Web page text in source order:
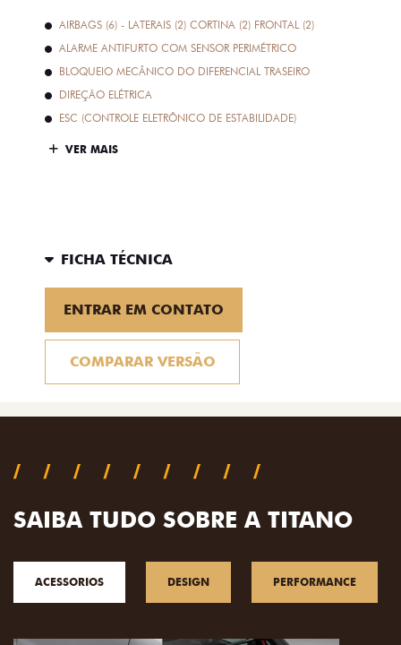
AIRBAGS (6) - LATERAIS (2) CORTINA (2) FRONTAL (2)
ALARME ANTIFURTO COM SENSOR PERIMÉTRICO
BLOQUEIO MECÂNICO DO DIFERENCIAL TRASEIRO
DIREÇÃO ELÉTRICA
ESC (CONTROLE ELETRÔNICO DE ESTABILIDADE)
VER MAIS
FICHA TÉCNICA
ENTRAR EM CONTATO
COMPARAR VERSÃO
SAIBA TUDO SOBRE A TITANO
ACESSORIOS DESIGN PERFORMANCE